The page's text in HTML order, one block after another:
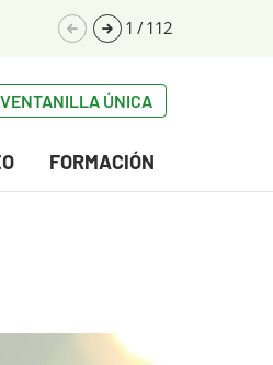
1 /112
VENTANILLA ÚNICA
FORMACIÓN